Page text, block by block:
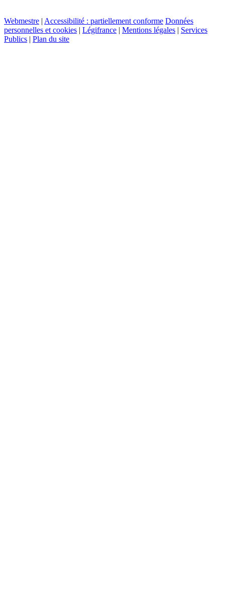
Webmestre | Accessibilité : partiellement conforme Données
personnelles et cookies | Légifrance | Mentions légales | Services
Publics | Plan du site